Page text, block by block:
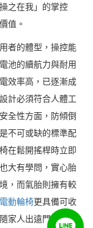
之在我」的掌控
值。
者的體型，操控能
池的續航力與耐用
效率高，已逐漸成
計必須符合人體工
全性方面，防傾倒
不可或缺的標準配
在鬆開搖桿時立即
大有學問，實心胎
，而氣胎則擁有較
電動輪椅更具備可收
家人出遠門旅遊，